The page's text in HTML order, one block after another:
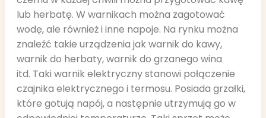
lub herbatę. W warnikach można zagotować
wodę, ale również i inne napoje. Na rynku można
znaleźć takie urządzenia jak warnik do kawy,
warnik do herbaty, warnik do grzanego wina
itd. Taki warnik elektryczny stanowi połączenie
czajnika elektrycznego i termosu. Posiada grzałki,
które gotują napój, a następnie utrzymują go w